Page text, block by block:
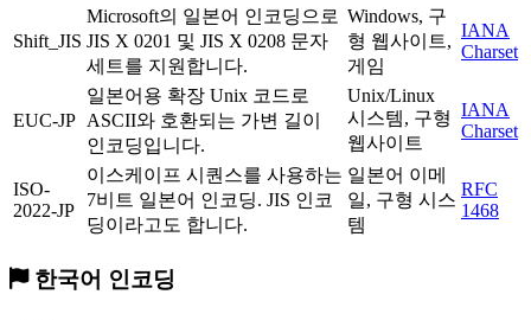
Shift_JIS
Microsoft의 일본어 인코딩으로
JIS X 0201 및 JIS X 0208 문자
세트를 지원합니다.
Windows, 구
형 웹사이트,
게임
IANA
Charset
EUC-JP
일본어용 확장 Unix 코드로
ASCII와 호환되는 가변 길이
인코딩입니다.
Unix/Linux
시스템, 구형
웹사이트
IANA
Charset
ISO-
2022-JP
이스케이프 시퀀스를 사용하는
7비트 일본어 인코딩. JIS 인코
딩이라고도 합니다.
일본어 이메
일, 구형 시스
템
RFC
1468
한국어 인코딩